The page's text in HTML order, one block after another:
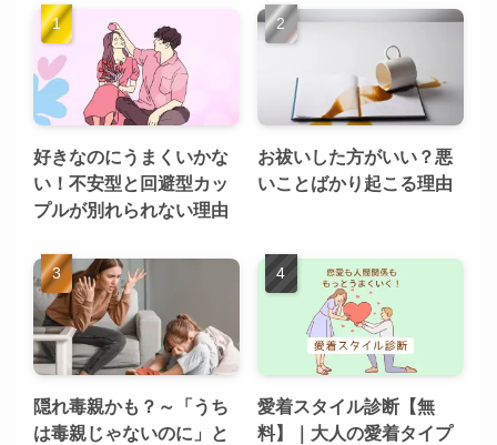
好きなのにうまくいかな
い！不安型と回避型カッ
プルが別れられない理由
お祓いした方がいい？悪
いことばかり起こる理由
隠れ毒親かも？～「うち
は毒親じゃないのに」と
愛着スタイル診断【無
料】｜大人の愛着タイプ